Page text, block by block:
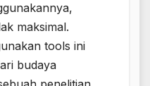
maksimal.
tools ini
budaya